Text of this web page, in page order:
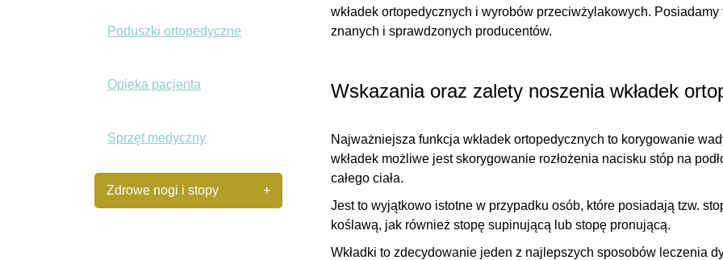
Poduszki ortopedyczne
Opieka pacjenta
Sprzęt medyczny
Zdrowe nogi i stopy +
wkładek ortopedycznych i wyrobów przeciwżylakowych.
znanych i sprawdzonych producentów.
Wskazania oraz zalety noszenia wkładek
Najważniejsza funkcja wkładek ortopedycznych to korygowanie
wkładek możliwe jest skorygowanie rozłożenia nacisku stóp na
całego ciała.
Jest to wyjątkowo istotne w przypadku osób, które posiadają tzw.
koślawą, jak również stopę supinującą lub stopę pronującą.
Wkładki to zdecydowanie jeden z najlepszych sposobów leczenia